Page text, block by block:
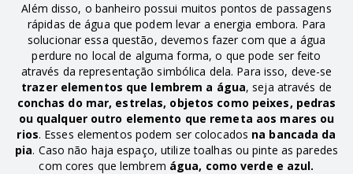
Além disso, o banheiro possui muitos pontos de passagens
rápidas de água que podem levar a energia embora. Para
solucionar essa questão, devemos fazer com que a água
perdure no local de alguma forma, o que pode ser feito
através da representação simbólica dela. Para isso, deve-se
trazer elementos que lembrem a água, seja através de
conchas do mar, estrelas, objetos como peixes, pedras
ou qualquer outro elemento que remeta aos mares ou
rios. Esses elementos podem ser colocados na bancada da
pia. Caso não haja espaço, utilize toalhas ou pinte as paredes
com cores que lembrem água, como verde e azul.